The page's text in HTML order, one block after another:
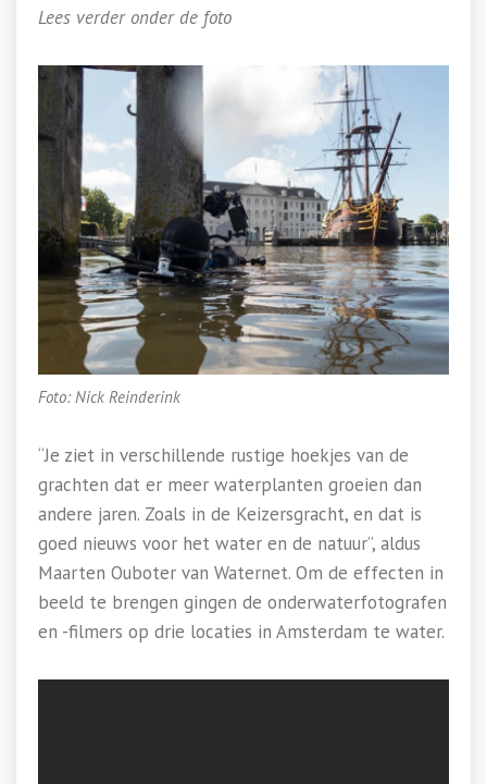
Lees verder onder de foto
Foto: Nick Reinderink
“Je ziet in verschillende rustige hoekjes van de
grachten dat er meer waterplanten groeien dan
andere jaren. Zoals in de Keizersgracht, en dat is
goed nieuws voor het water en de natuur”, aldus
Maarten Ouboter van Waternet. Om de effecten in
beeld te brengen gingen de onderwaterfotografen
en -filmers op drie locaties in Amsterdam te water.